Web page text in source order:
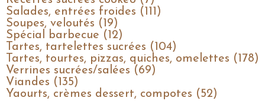
Salades, entrées froides (111)
Soupes, veloutés (19)
Spécial barbecue (12)
Tartes, tartelettes sucrées (104)
Tartes, tourtes, pizzas, quiches, omelettes (178)
Verrines sucrées/salées (69)
Viandes (135)
Yaourts, crèmes dessert, compotes (52)